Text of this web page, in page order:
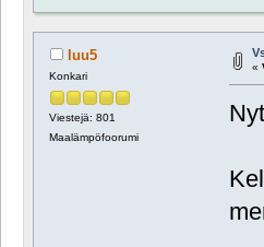
luu5
Konkari
Viestejä: 801
Maalämpöfoorumi
«